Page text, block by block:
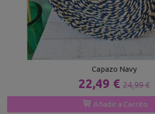
Capazo Navy
22,49 € 24,99 €
Añadir a Carrito